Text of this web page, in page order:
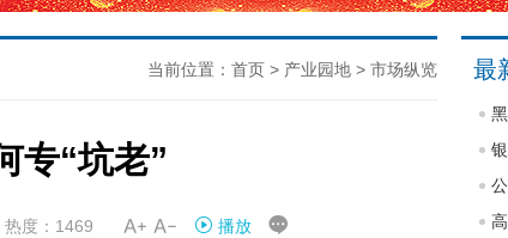
当前位置： 首页 > 产业园地 > 市场纵览
专“坑老”
度：1469  播放 
最